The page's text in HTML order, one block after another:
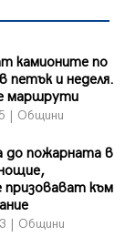
камионите по
петък и неделя.
маршрути
| Общини
до пожарната в
призовават към
| Общини